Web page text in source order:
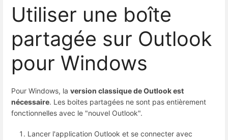
Utiliser une boîte
partagée sur Outlook
pour Windows
Pour Windows, la version classique de Outlook est
nécessaire. Les boites partagées ne sont pas entièrement
fonctionnelles avec le "nouvel Outlook".
Lancer l'application Outlook et se connecter avec